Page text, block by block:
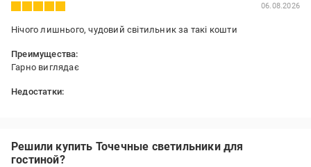
06.08.2026
Нічого лишнього, чудовий світильник за такі кошти
Преимущества:
Гарно виглядає
Недостатки:
Решили купить Точечные светильники для
гостиной?